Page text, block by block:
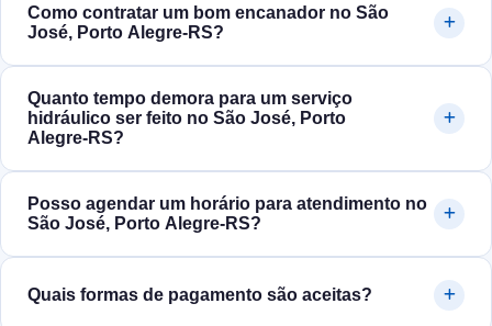
Como contratar um bom encanador no São
José, Porto Alegre‑RS?
Quanto tempo demora para um serviço
hidráulico ser feito no São José, Porto
Alegre‑RS?
Posso agendar um horário para atendimento no
São José, Porto Alegre‑RS?
Quais formas de pagamento são aceitas?